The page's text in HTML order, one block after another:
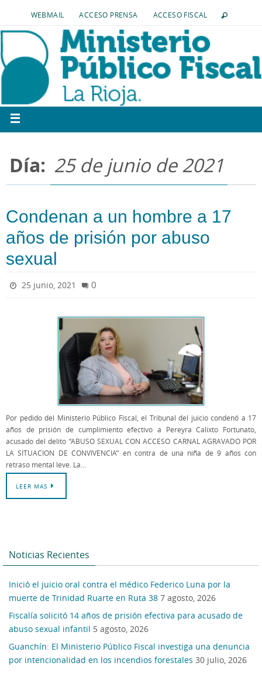
WEBMAIL ACCESO PRENSA ACCESO FISCAL
Día: 25 de junio de 2021
Condenan a un hombre a 17
años de prisión por abuso
sexual
25 junio, 2021 0
Por pedido del Ministerio Público Fiscal, el Tribunal del juicio condenó a 17
años de prisión de cumplimiento efectivo a Pereyra Calixto Fortunato,
acusado del delito “ABUSO SEXUAL CON ACCESO CARNAL AGRAVADO POR
LA SITUACION DE CONVIVENCIA” en contra de una niña de 9 años con
retraso mental leve. La…
LEER MAS
Noticias Recientes
Inició el juicio oral contra el médico Federico Luna por la
muerte de Trinidad Ruarte en Ruta 38 7 agosto, 2026
Fiscalía solicitó 14 años de prisión efectiva para acusado de
abuso sexual infantil 5 agosto, 2026
Guanchín: El Ministerio Público Fiscal investiga una denuncia
por intencionalidad en los incendios forestales 30 julio, 2026